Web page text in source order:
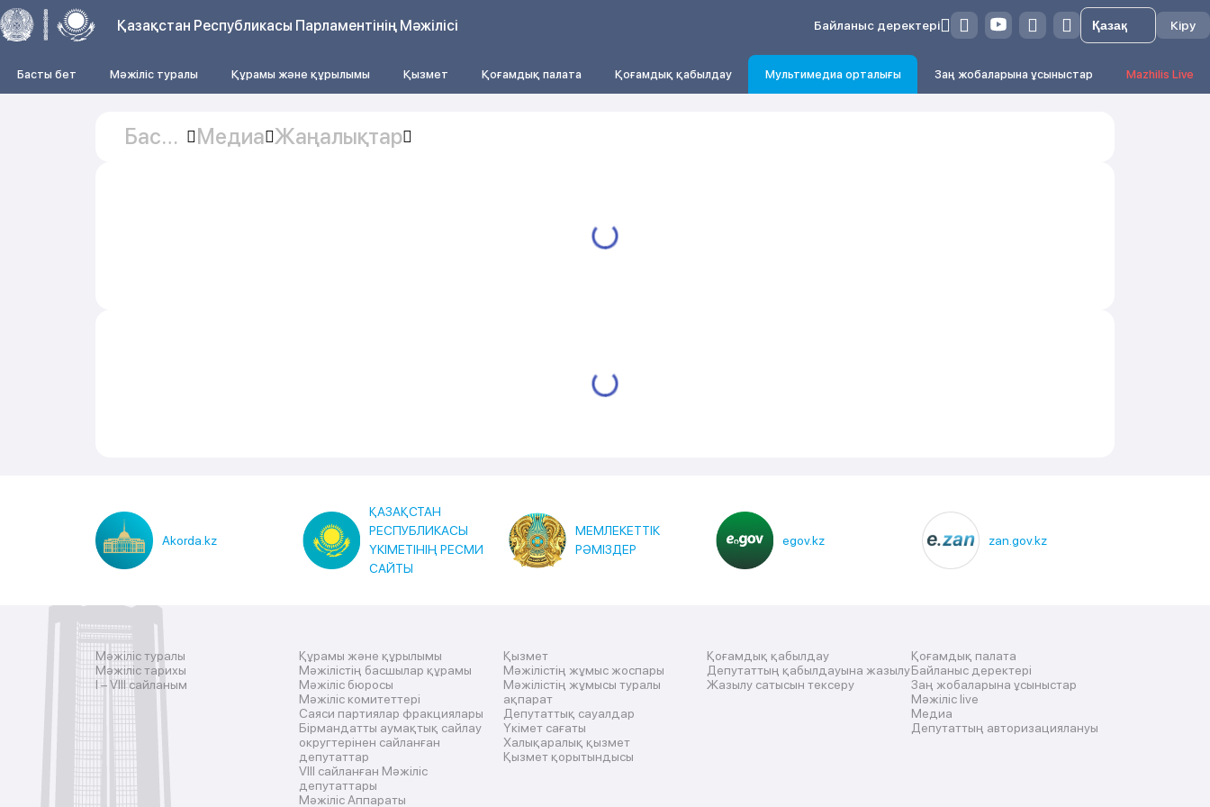
Қазақстан Республикасы Парламентінің Мәжілісі Байланыс деректері Кіру
Басты бет Мәжіліс туралы Құрамы және құрылымы Қызмет Қоғамдық палата Қоғамдық қабылдау Мультимедиа орталығы Заң жобаларына ұсыныстар Mazhilis Live
Басты
Медиа Жаңалықтар
Akorda.kz
ҚАЗАҚСТАН
РЕСПУБЛИКАСЫ
ҮКІМЕТІНІҢ РЕСМИ
САЙТЫ
МЕМЛЕКЕТТІК
РӘМІЗДЕР
egov.kz zan.gov.kz
Мәжіліс туралы
Мәжіліс тарихы
I – VIII сайланым
Құрамы және құрылымы
Мәжілістің басшылар құрамы
Мәжіліс бюросы
Мәжіліс комитеттері
Саяси партиялар фракциялары
Бірмандатты аумақтық сайлау
округтерінен сайланған
депутаттар
VIII сайланған Мәжіліс
депутаттары
Мәжіліс Аппараты
Қызмет
Мәжілістің жұмыс жоспары
Мәжілістің жұмысы туралы
ақпарат
Депутаттық сауалдар
Үкімет сағаты
Халықаралық қызмет
Қызмет қорытындысы
Қоғамдық қабылдау
Депутаттың қабылдауына жазылу
Жазылу сатысын тексеру
Қоғамдық палата
Байланыс деректері
Заң жобаларына ұсыныстар
Мәжіліс live
Медиа
Депутаттың авторизациялануы